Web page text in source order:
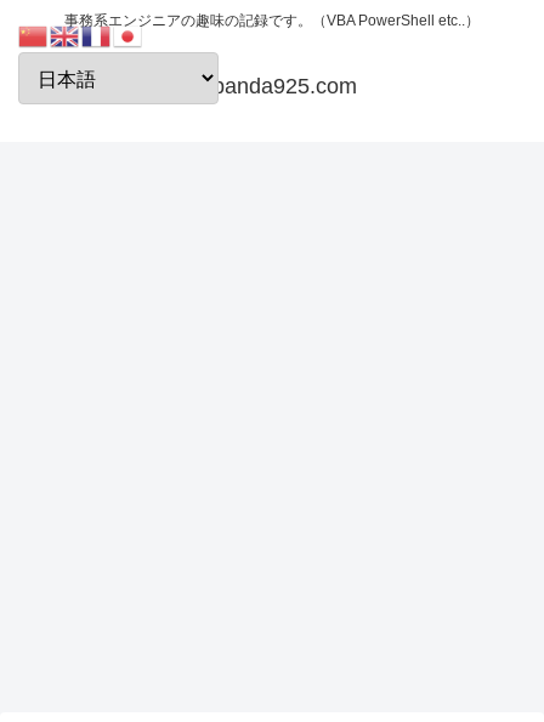
事務系エンジニアの趣味の記録です。（VBA PowerShell etc..）
papanda925.com